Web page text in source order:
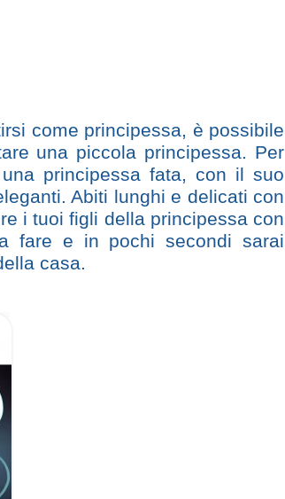
come principessa, è possibile
una piccola principessa. Per
principessa fata, con il suo
Abiti lunghi e delicati con
i tuoi figli della principessa con
fare e in pochi secondi sarai
casa.